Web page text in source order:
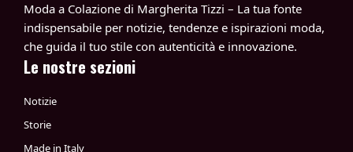
Moda a Colazione di Margherita Tizzi – La tua fonte
indispensabile per notizie, tendenze e ispirazioni moda,
che guida il tuo stile con autenticità e innovazione.
Le nostre sezioni
Notizie
Storie
Made in Italy